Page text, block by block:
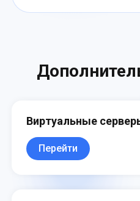
большой объём
Виртуальные
Перейти